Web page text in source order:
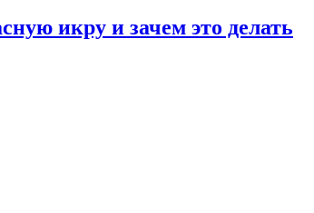
икру и зачем это делать